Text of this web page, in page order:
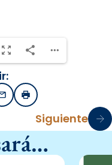
EmailImprimir
Siguiente